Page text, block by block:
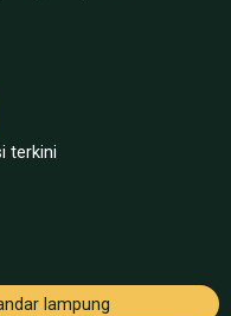
terkini
lampung